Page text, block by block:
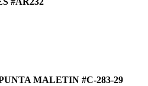
MALETIN #C-283-29